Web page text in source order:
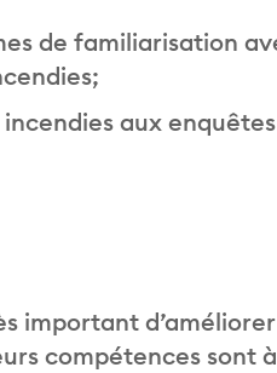
de familiarisation
aux
important d’améliorer
compétences sont